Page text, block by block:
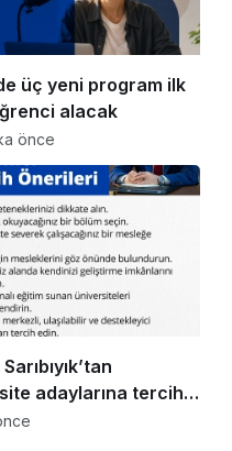
üç yeni program ilk
alacak
önce
adaylarına tercihi